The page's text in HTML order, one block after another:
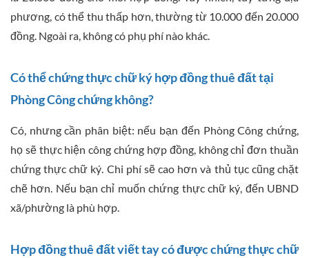
phương, có thể thu thấp hơn, thường từ 10.000 đến 20.000
đồng. Ngoài ra, không có phụ phí nào khác.
Có thể chứng thực chữ ký hợp đồng thuê đất tại
Phòng Công chứng không?
Có, nhưng cần phân biệt: nếu bạn đến Phòng Công chứng,
họ sẽ thực hiện công chứng hợp đồng, không chỉ đơn thuần
chứng thực chữ ký. Chi phí sẽ cao hơn và thủ tục cũng chặt
chẽ hơn. Nếu bạn chỉ muốn chứng thực chữ ký, đến UBND
xã/phường là phù hợp.
Hợp đồng thuê đất viết tay có được chứng thực chữ